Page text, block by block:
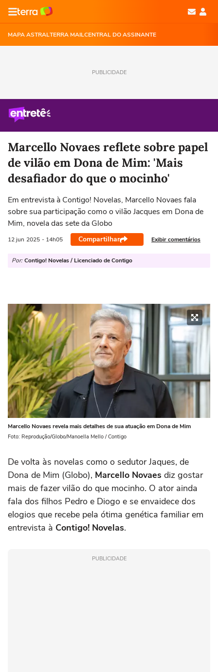
MAPA ASTRALTERRA MAILCENTRAL DO ASSINANTE
PUBLICIDADE
Marcello Novaes reflete sobre papel
de vilão em Dona de Mim: 'Mais
desafiador do que o mocinho'
Em entrevista à Contigo! Novelas, Marcello Novaes fala
sobre sua participação como o vilão Jacques em Dona de
Mim, novela das sete da Globo
12 jun 2025 - 14h05 Compartilhar Exibir comentários
Por: Contigo! Novelas / Licenciado de Contigo
Marcello Novaes revela mais detalhes de sua atuação em Dona de Mim
Foto: Reprodução/Globo/Manoella Mello / Contigo
De volta às novelas como o sedutor Jaques, de
Dona de Mim (Globo), Marcello Novaes diz gostar
mais de fazer vilão do que mocinho. O ator ainda
fala dos filhos Pedro e Diogo e se envaidece dos
elogios que recebe pela ótima genética familiar em
entrevista à Contigo! Novelas.
PUBLICIDADE